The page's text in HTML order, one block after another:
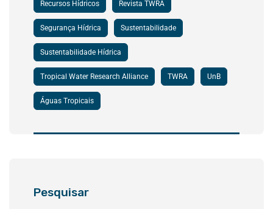
Recursos Hídricos Revista TWRA
Segurança Hídrica Sustentabilidade
Sustentabilidade Hídrica
Tropical Water Research Alliance TWRA UnB
Águas Tropicais
Pesquisar